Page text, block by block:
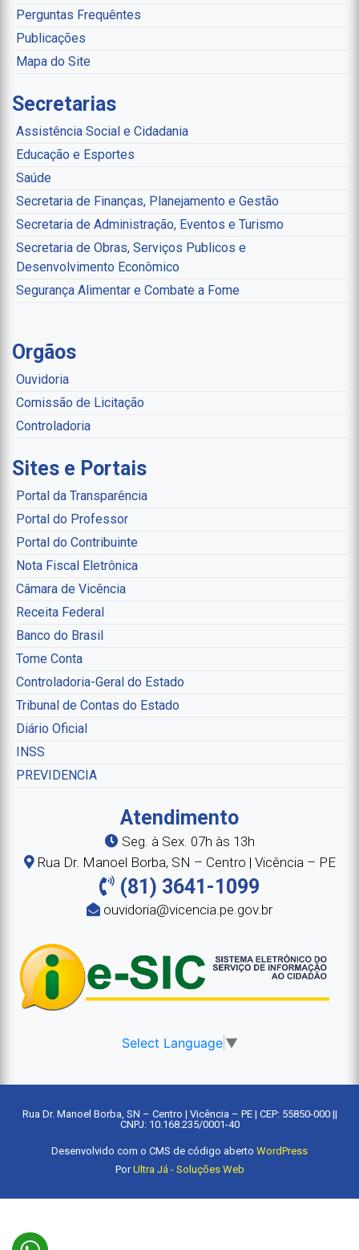
Perguntas Frequêntes
Publicações
Mapa do Site
Secretarias
Assistência Social e Cidadania
Educação e Esportes
Saúde
Secretaria de Finanças, Planejamento e Gestão
Secretaria de Administração, Eventos e Turismo
Secretaria de Obras, Serviços Publicos e
Desenvolvimento Econômico
Segurança Alimentar e Combate a Fome
Orgãos
Ouvidoria
Comissão de Licitação
Controladoria
Sites e Portais
Portal da Transparência
Portal do Professor
Portal do Contribuinte
Nota Fiscal Eletrônica
Câmara de Vicência
Receita Federal
Banco do Brasil
Tome Conta
Controladoria-Geral do Estado
Tribunal de Contas do Estado
Diário Oficial
INSS
PREVIDENCIA
Atendimento
Seg. à Sex. 07h às 13h
Rua Dr. Manoel Borba, SN – Centro | Vicência – PE
(81) 3641-1099
ouvidoria@vicencia.pe.gov.br
Select Language ▼
Rua Dr. Manoel Borba, SN – Centro | Vicência – PE | CEP: 55850-000 ||
CNPJ: 10.168.235/0001-40
Desenvolvido com o CMS de código aberto WordPress
PorUltra Já - Soluções Web